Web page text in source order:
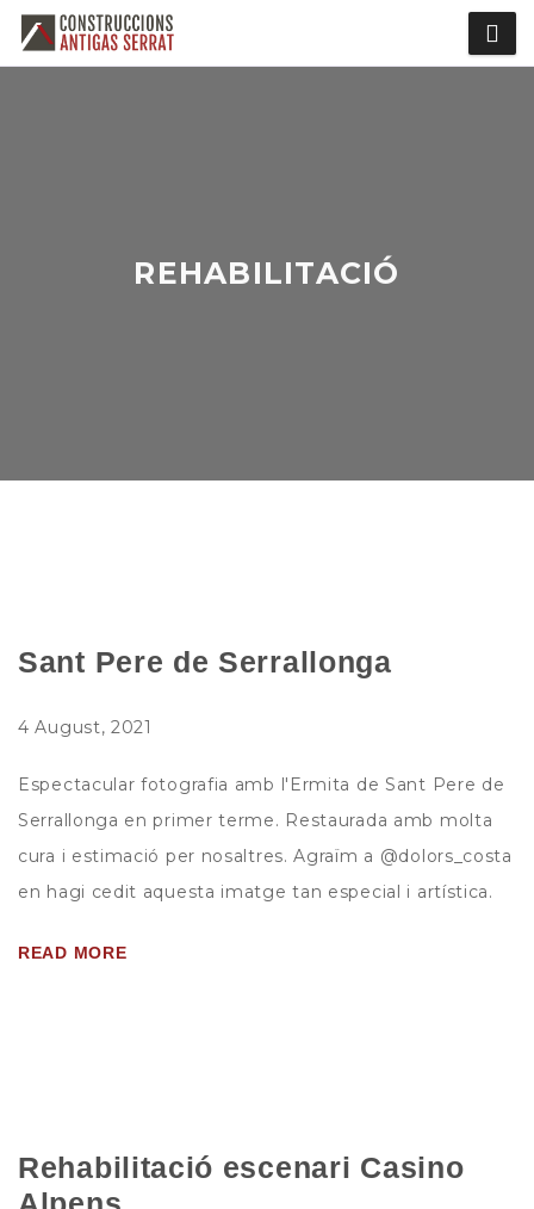
REHABILITACIÓ
Sant Pere de Serrallonga
4 August, 2021
Espectacular fotografia amb l'Ermita de Sant Pere de
Serrallonga en primer terme. Restaurada amb molta
cura i estimació per nosaltres. Agraïm a @dolors_costa
en hagi cedit aquesta imatge tan especial i artística.
READ MORE
Rehabilitació escenari Casino